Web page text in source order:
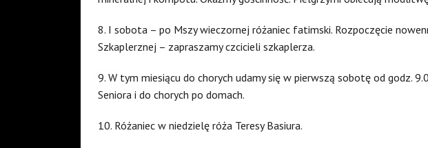
8. I sobota – po Mszy wieczornej różaniec fatimski. Rozpoczęcie
Szkaplerznej – zapraszamy czcicieli szkaplerza.
9. W tym miesiącu do chorych udamy się w pierwszą sobotę od godz.
Seniora i do chorych po domach.
10. Różaniec w niedzielę róża Teresy Basiura.